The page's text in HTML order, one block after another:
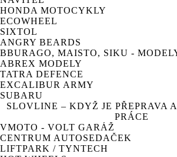
HONDA MOTOCYKLY
ECOWHEEL
SIXTOL
ANGRY BEARDS
BBURAGO, MAISTO, SIKU -
ABREX MODELY
TATRA DEFENCE
EXCALIBUR ARMY
SUBARU
SLOVLINE – KDYŽ JE PŘEPRAVA
PRÁCE
VMOTO - VOLT GARÁŽ
CENTRUM AUTOSEDAČEK
LIFTPARK / TYNTECH